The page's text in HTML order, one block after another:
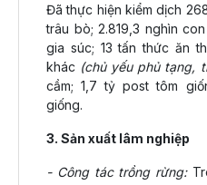
Đã thực hiện kiểm dịch
trâu bò; 2.819,3 nghìn
gia súc; 13 tấn thức ăn
khác (chủ yếu phủ tạng,
cầm; 1,7 tỷ post tôm
giống.
3. Sản xuất lâm nghiệp
- Công tác trồng rừng: